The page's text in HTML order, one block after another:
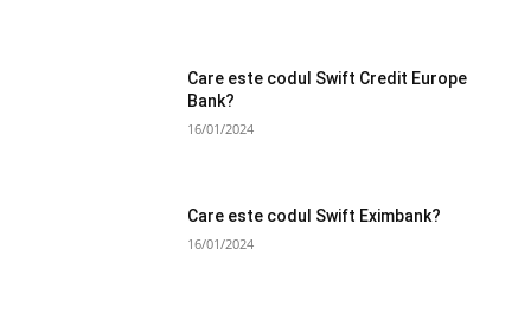
Care este codul Swift Credit Europe
Bank?
16/01/2024
Care este codul Swift Eximbank?
16/01/2024